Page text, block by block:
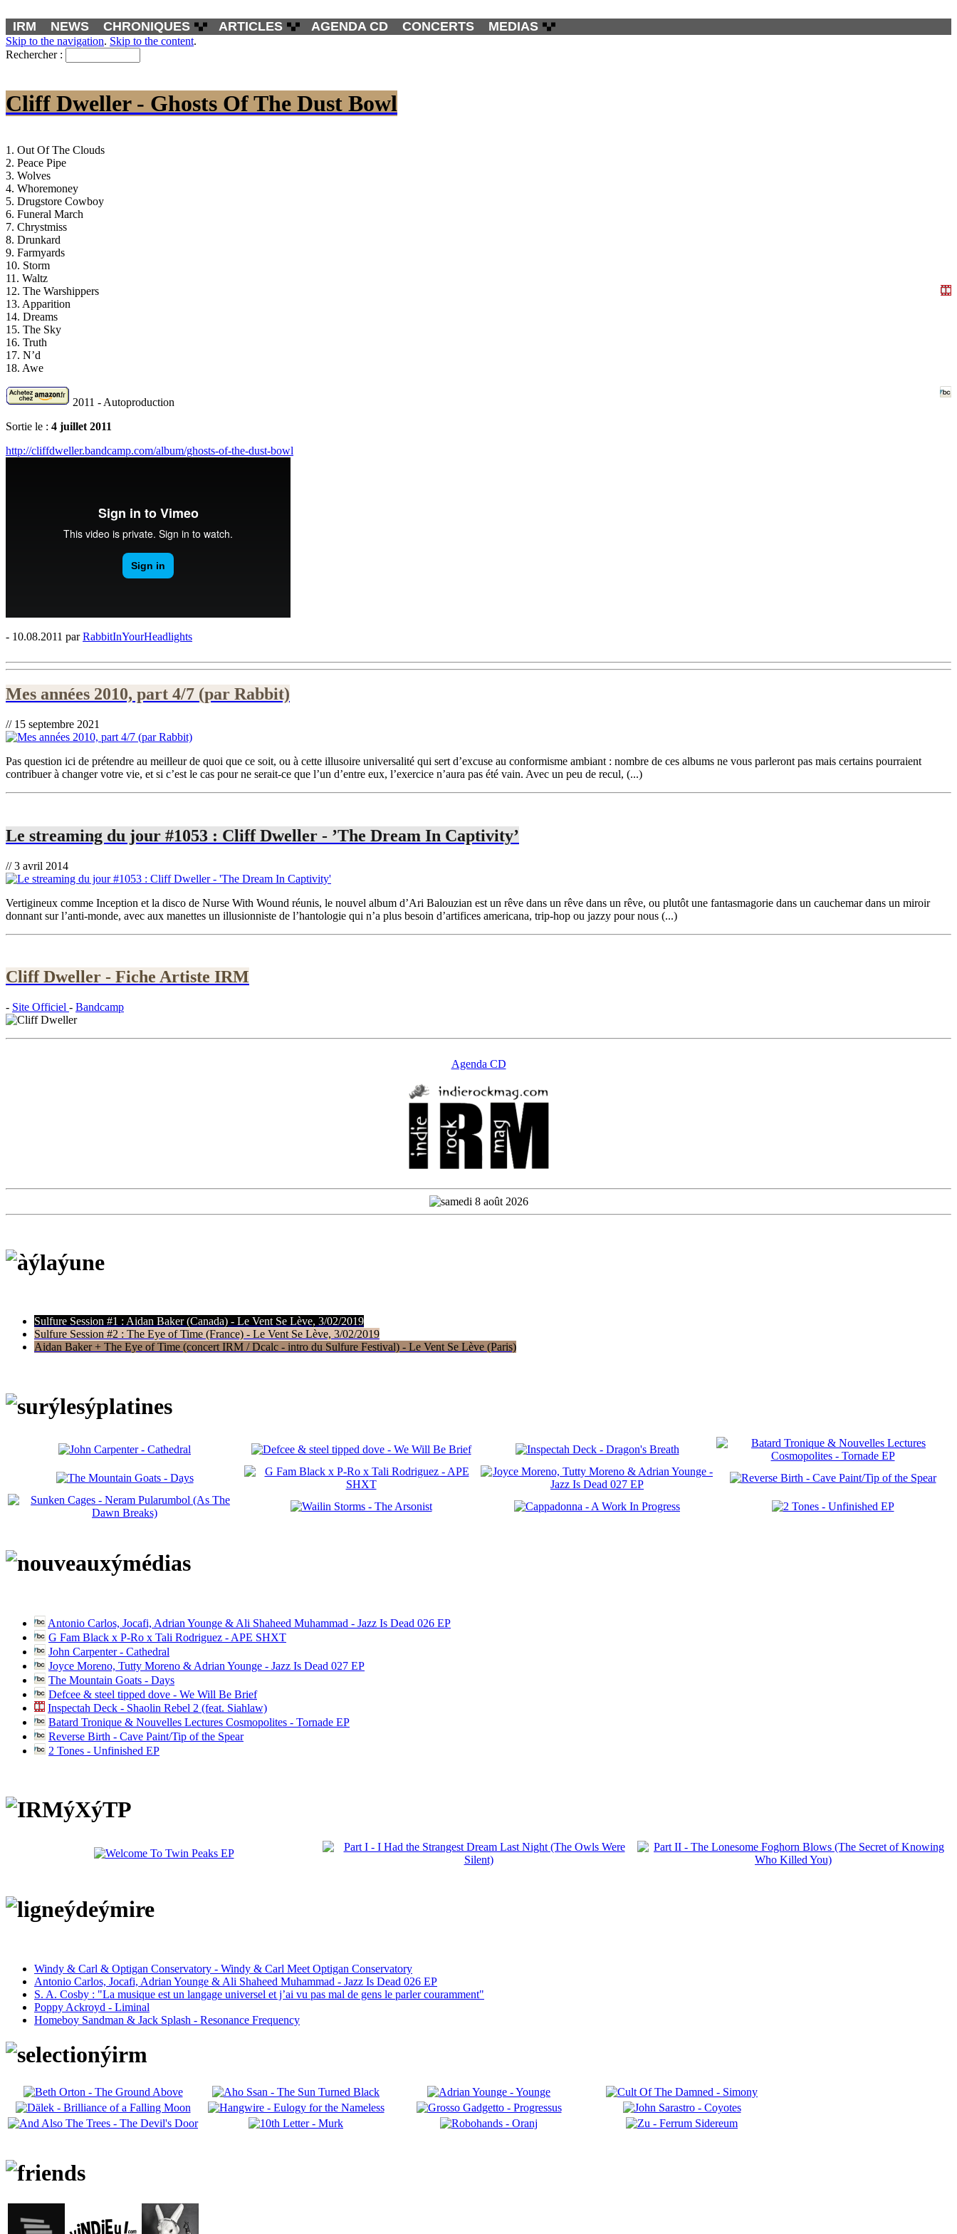
IRM NEWS CHRONIQUES ARTICLES AGENDA CD CONCERTS MEDIAS
Skip to the navigation. Skip to the content.
Rechercher :
Cliff Dweller - Ghosts Of The Dust Bowl
1. Out Of The Clouds
2. Peace Pipe
3. Wolves
4. Whoremoney
5. Drugstore Cowboy
6. Funeral March
7. Chrystmiss
8. Drunkard
9. Farmyards
10. Storm
11. Waltz
12. The Warshippers
13. Apparition
14. Dreams
15. The Sky
16. Truth
17. N’d
18. Awe
2011 - Autoproduction
Sortie le : 4 juillet 2011
http://cliffdweller.bandcamp.com/album/ghosts-of-the-dust-bowl
- 10.08.2011 parRabbitInYourHeadlights
Mes années 2010, part 4/7 (par Rabbit)
// 15 septembre 2021
Pas question ici de prétendre au meilleur de quoi que ce soit, ou à cette illusoire universalité qui sert d’excuse au conformisme ambiant : nombre de ces albums ne vous parleront pas mais certains pourraient
contribuer à changer votre vie, et si c’est le cas pour ne serait-ce que l’un d’entre eux, l’exercice n’aura pas été vain. Avec un peu de recul, (...)
Le streaming du jour #1053 : Cliff Dweller - ’The Dream In Captivity’
// 3 avril 2014
Vertigineux comme Inception et la disco de Nurse With Wound réunis, le nouvel album d’Ari Balouzian est un rêve dans un rêve dans un rêve, ou plutôt une fantasmagorie dans un cauchemar dans un miroir
donnant sur l’anti-monde, avec aux manettes un illusionniste de l’hantologie qui n’a plus besoin d’artifices americana, trip-hop ou jazzy pour nous (...)
Cliff Dweller - Fiche Artiste IRM
- Site Officiel - Bandcamp
Agenda CD
Sulfure Session #1 : Aidan Baker (Canada) - Le Vent Se Lève, 3/02/2019
Sulfure Session #2 : The Eye of Time (France) - Le Vent Se Lève, 3/02/2019
Aidan Baker + The Eye of Time (concert IRM / Dcalc - intro du Sulfure Festival) - Le Vent Se Lève (Paris)
Antonio Carlos, Jocafi, Adrian Younge & Ali Shaheed Muhammad - Jazz Is Dead 026 EP
G Fam Black x P-Ro x Tali Rodriguez - APE SHXT
John Carpenter - Cathedral
Joyce Moreno, Tutty Moreno & Adrian Younge - Jazz Is Dead 027 EP
The Mountain Goats - Days
Defcee & steel tipped dove - We Will Be Brief
Inspectah Deck - Shaolin Rebel 2 (feat. Siahlaw)
Batard Tronique & Nouvelles Lectures Cosmopolites - Tornade EP
Reverse Birth - Cave Paint/Tip of the Spear
2 Tones - Unfinished EP
Windy & Carl & Optigan Conservatory - Windy & Carl Meet Optigan Conservatory
Antonio Carlos, Jocafi, Adrian Younge & Ali Shaheed Muhammad - Jazz Is Dead 026 EP
S. A. Cosby : "La musique est un langage universel et j’ai vu pas mal de gens le parler couramment"
Poppy Ackroyd - Liminal
Homeboy Sandman & Jack Splash - Resonance Frequency